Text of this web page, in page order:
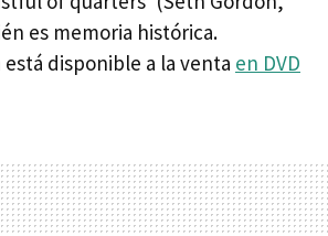
es memoria histórica.
disponible a la venta en DVD